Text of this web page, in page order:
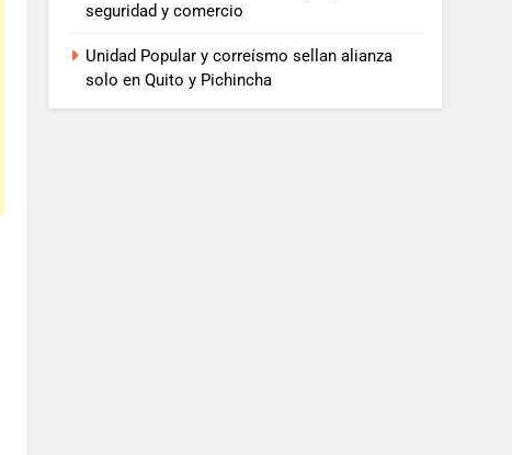
seguridad y comercio
Unidad Popular y correísmo sellan alianza
solo en Quito y Pichincha